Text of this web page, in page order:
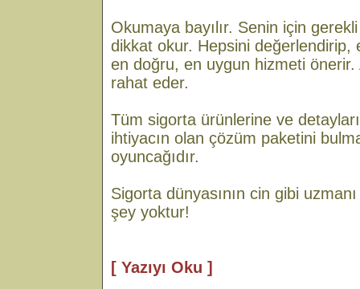
Okumaya bayılır. Senin için
dikkat okur. Hepsini değerlendirip,
en doğru, en uygun hizmeti
rahat eder.
Tüm sigorta ürünlerine ve
ihtiyacın olan çözüm paketini
oyuncağıdır.
Sigorta dünyasının cin gibi
şey yoktur!
[ Yazıyı Oku ]